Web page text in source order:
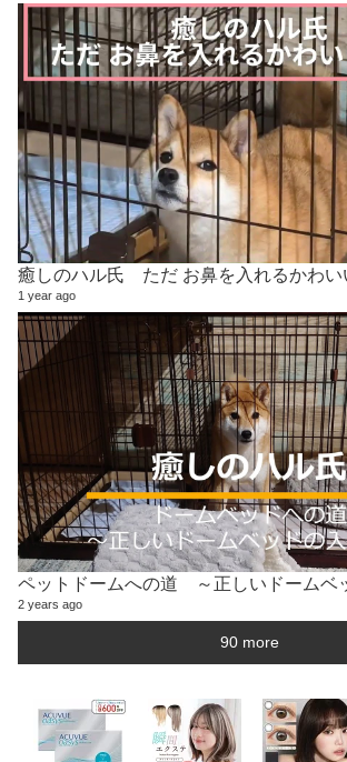
癒しのハル氏 ただ お鼻を入れるかわ
1 year ago
ペットドームへの道 ～正しいドームベ
2 years ago
90 more